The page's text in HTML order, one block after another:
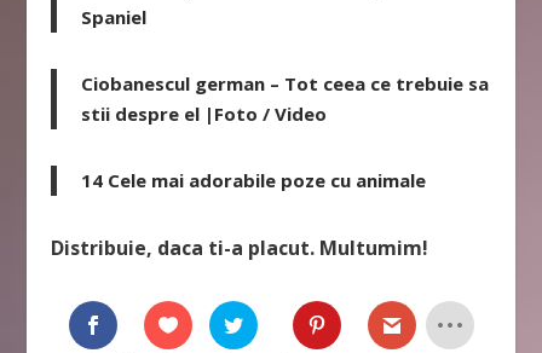
Spaniel
Ciobanescul german – Tot ceea ce trebuie sa
stii despre el |Foto / Video
14 Cele mai adorabile poze cu animale
Distribuie, daca ti-a placut. Multumim!